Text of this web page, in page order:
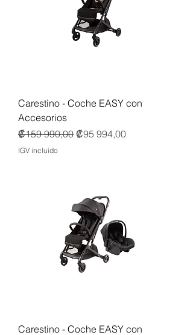
Carestino - Coche EASY con
Accesorios
Precio
₡159 990,00 Precio de oferta
₡95 994,00
IGV incluido
Carestino - Coche EASY con